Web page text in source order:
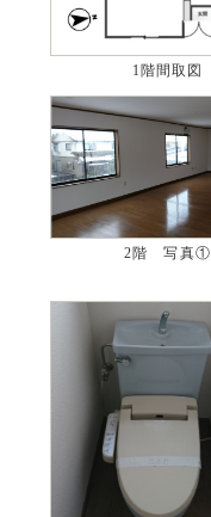
1階間取図
2階 写真①